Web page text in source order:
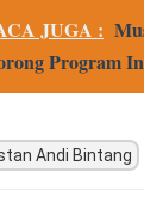
JUGA :
Program
Andi Bintang